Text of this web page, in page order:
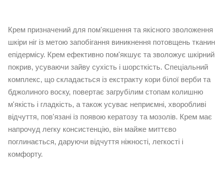
Крем призначений для пом'якшення та якісного зволоження
шкіри ніг із метою запобігання виникнення потовщень тканин
епідермісу. Крем ефективно пом'якшує та зволожує шкірний
покрив, усуваючи зайву сухість і шорсткість. Спеціальний
комплекс, що складається із екстракту кори білої верби та
бджолиного воску, повертає загрубілим стопам колишню
м'якість і гладкість, а також усуває неприємні, хворобливі
відчуття, пов'язані із появою кератозу та мозолів. Крем має
напрочуд легку консистенцію, він майже миттєво
поглинається, даруючи відчуття ніжності, легкості і
комфорту.